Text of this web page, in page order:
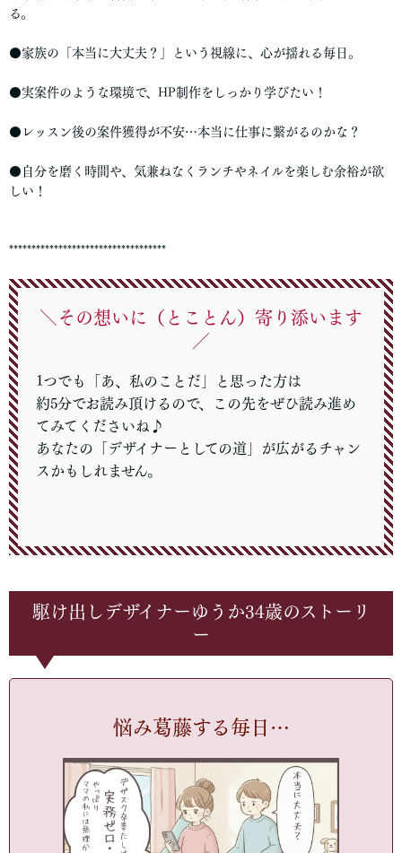
る。
●家族の「本当に大丈夫？」という視線に、心が揺れる毎日。
●実案件のような環境で、HP制作をしっかり学びたい！
●レッスン後の案件獲得が不安…本当に仕事に繋がるのかな？
●自分を磨く時間や、気兼ねなくランチやネイルを楽しむ余裕が欲
しい！
***********************************
＼その想いに（とことん）寄り添います
／
1つでも「あ、私のことだ」と思った方は
約5分でお読み頂けるので、この先をぜひ読み進め
てみてくださいね♪
あなたの「デザイナーとしての道」が広がるチャン
スかもしれません。
駆け出しデザイナーゆうか34歳のストーリ
ー
悩み葛藤する毎日…